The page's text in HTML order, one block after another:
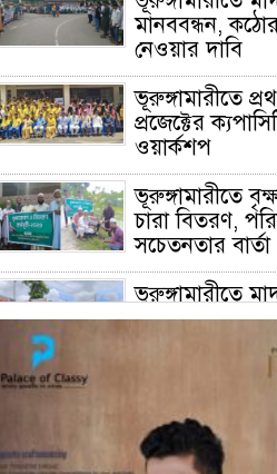
মানববন্ধন, কঠোর
নেওয়ার দাবি
ভূরুঙ্গামারীতে
প্রজেক্টের
ওয়ার্কশপ
ভূরুঙ্গামারীতে
চারা বিতরণ,
সচেতনতার বার্তা
ভূরুঙ্গামারীতে
প্রতিরোধে
অবৈধ চায়না
করে ধ্বংস করল